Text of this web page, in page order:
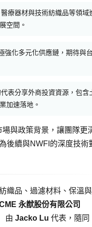
療器材與技術紡織品等領域
空間。
強化多元化供應鏈，期待與
表分享外商投資資源，包含
加速落地。
與政策背景，讓團隊更
後續與NWFI的深度技術
織品、過濾材料、保溫
永猷股份有限公司
由 Jacko Lu 代表，隨同